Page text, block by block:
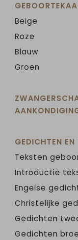
Beige
Roze
Blauw
Groen
GEDICHTEN EN
Teksten
Introductie
Engelse
Christelijke
Gedichten
Gedichten